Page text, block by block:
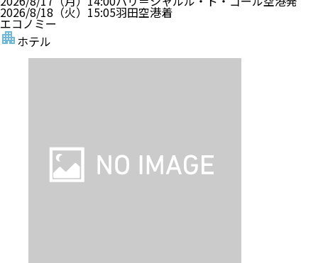
2026/8/18（火） 15:05羽田空港着
エコノミー
ホテル